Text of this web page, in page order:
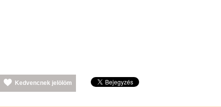
Kedvencnek jelölöm